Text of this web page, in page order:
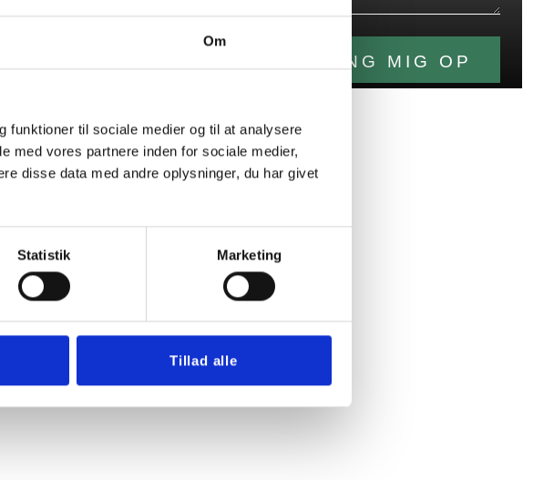
Om
funktioner til sociale medier og til at analysere
med vores partnere inden for sociale medier,
disse data med andre oplysninger, du har givet
Statistik Marketing
Tillad alle